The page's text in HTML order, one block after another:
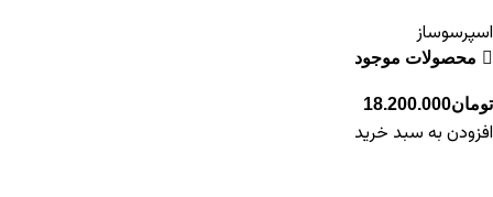
اسپرسوساز
محصولات موجود
تومان18.200.000
افزودن به سبد خرید